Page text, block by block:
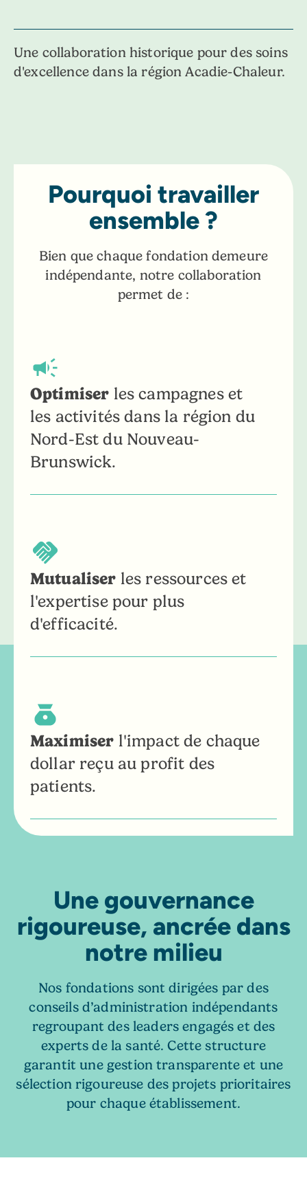
Une collaboration historique pour des soins
d'excellence dans la région Acadie-Chaleur.
Pourquoi travailler
ensemble ?
Bien que chaque fondation demeure
indépendante, notre collaboration
permet de :
Optimiser les campagnes et
les activités dans la région du
Nord-Est du Nouveau-
Brunswick.
Mutualiser les ressources et
l'expertise pour plus
d'efficacité.
Maximiser l'impact de chaque
dollar reçu au profit des
patients.
Une gouvernance
rigoureuse, ancrée dans
notre milieu
Nos fondations sont dirigées par des
conseils d’administration indépendants
regroupant des leaders engagés et des
experts de la santé. Cette structure
garantit une gestion transparente et une
sélection rigoureuse des projets prioritaires
pour chaque établissement.